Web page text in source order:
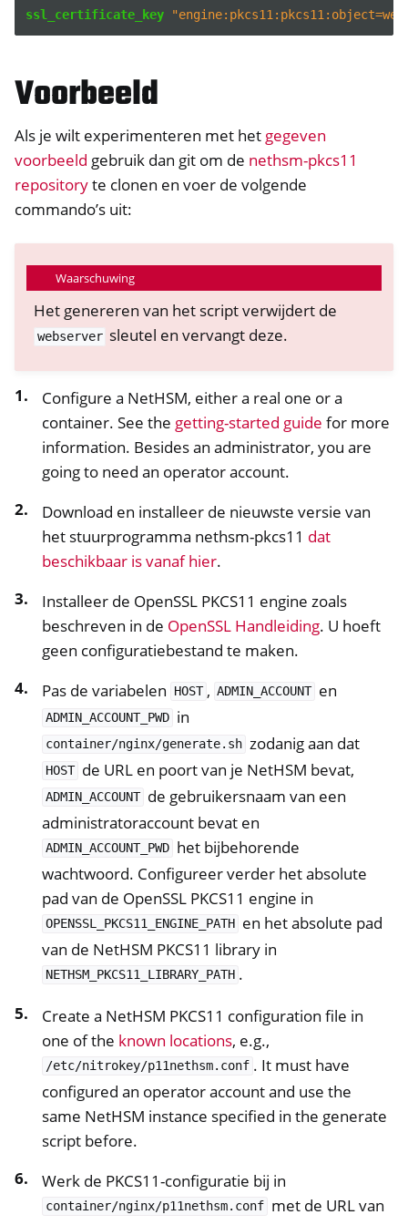
ssl_certificate_key
Voorbeeld
Als je wilt experimenteren met het gegeven
voorbeeld gebruik dan git om de nethsm-pkcs11
repositoryte clonen en voer de volgende
commando’s uit:
Waarschuwing
Het genereren van het script verwijdert de
webserver sleutel en vervangt deze.
Configure a NetHSM, either a real one or a
container. See the getting-started guide for more
information. Besides an administrator, you are
going to need an operator account.
Download en installeer de nieuwste versie van
het stuurprogramma nethsm-pkcs11 dat
beschikbaar is vanaf hier.
Installeer de OpenSSL PKCS11 engine zoals
beschreven in de OpenSSL Handleiding. U hoeft
geen configuratiebestand te maken.
Pas de variabelen
HOST , ADMIN_ACCOUNT en
ADMIN_ACCOUNT_PWD in
container/nginx/generate.sh zodanig aan dat
HOST de URL en poort van je NetHSM bevat,
ADMIN_ACCOUNT de gebruikersnaam van een
administratoraccount bevat en
ADMIN_ACCOUNT_PWD het bijbehorende
wachtwoord. Configureer verder het absolute
pad van de OpenSSL PKCS11 engine in
OPENSSL_PKCS11_ENGINE_PATH
en het absolute pad
van de NetHSM PKCS11 library in
NETHSM_PKCS11_LIBRARY_PATH .
Create a NetHSM PKCS11 configuration file in
one of the known locations, e.g.,
/etc/nitrokey/p11nethsm.conf . It must have
configured an operator account and use the
same NetHSM instance specified in the generate
script before.
Werk de PKCS11-configuratie bij in
container/nginx/p11nethsm.conf met de URL van